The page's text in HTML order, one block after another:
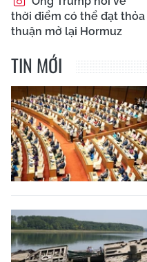
thời điểm có thể đạt thỏa
thuận mở lại Hormuz
TIN MỚI